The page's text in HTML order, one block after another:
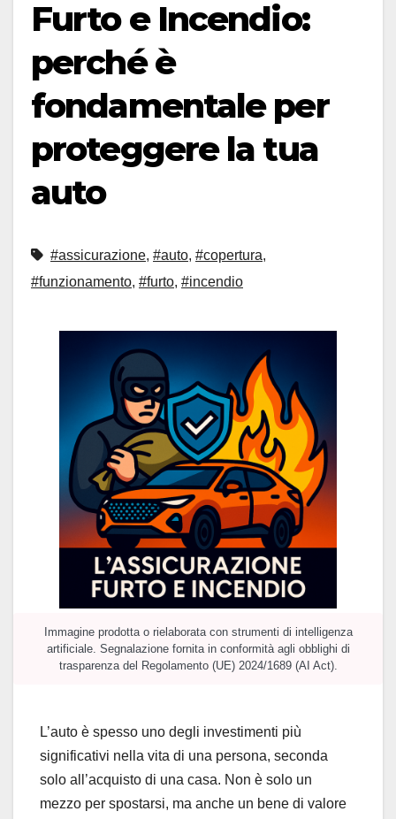
Furto e Incendio:
perché è
fondamentale per
proteggere la tua
auto
#assicurazione, #auto, #copertura,
#funzionamento, #furto, #incendio
Immagine prodotta o rielaborata con strumenti di intelligenza
artificiale. Segnalazione fornita in conformità agli obblighi di
trasparenza del Regolamento (UE) 2024/1689 (AI Act).
L’auto è spesso uno degli investimenti più
significativi nella vita di una persona, seconda
solo all’acquisto di una casa. Non è solo un
mezzo per spostarsi, ma anche un bene di valore